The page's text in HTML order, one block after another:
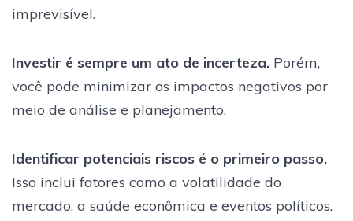
imprevisível.
Investir é sempre um ato de incerteza. Porém,
você pode minimizar os impactos negativos por
meio de análise e planejamento.
Identificar potenciais riscos é o primeiro passo.
Isso inclui fatores como a volatilidade do
mercado, a saúde econômica e eventos políticos.